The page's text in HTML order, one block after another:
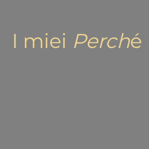
I miei Perché